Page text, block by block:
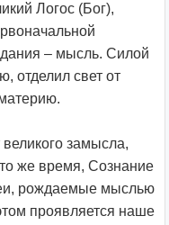
Логос (Бог),
– мысль. Силой
отделил свет от
великого замысла,
же время, Сознание
рождаемые мыслью
проявляется наше